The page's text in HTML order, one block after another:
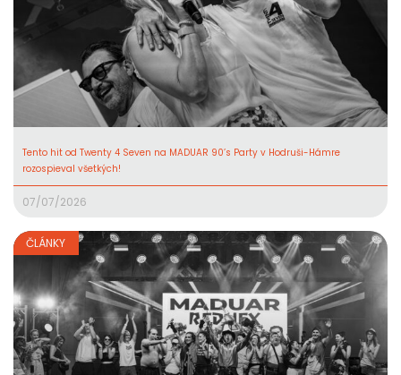
Tento hit od Twenty 4 Seven na MADUAR 90’s Party v Hodruši-Hámre
rozospieval všetkých!
07/07/2026
ČLÁNKY